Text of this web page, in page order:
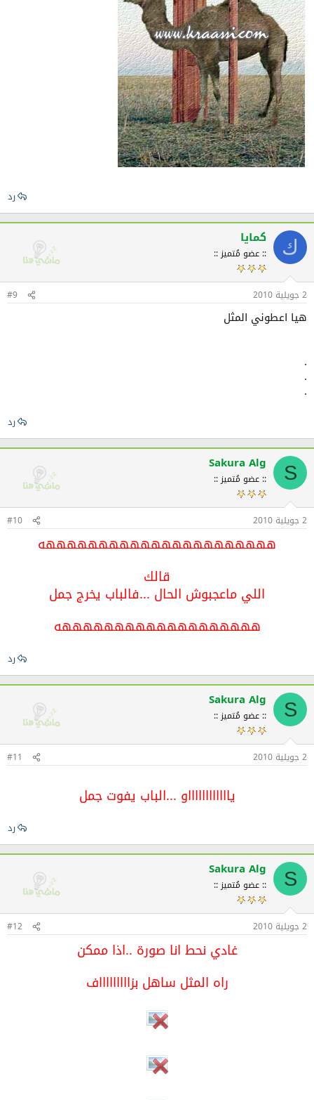
رد
ك كمايا
:: عضو مُتميز ::
2 جويلية 2010 #9
هيا اعطوني المثل
.
.
.
رد
S
Sakura Alg
:: عضو مُتميز ::
2 جويلية 2010 #10
ههههههههههههههههههههههه
قالك
اللي ماعجبوش الحال ...فالباب يخرج جمل
هههههههههههههههههههه
رد
S
Sakura Alg
:: عضو مُتميز ::
2 جويلية 2010 #11
يااااااااااااو ...الباب يفوت جمل
رد
S
Sakura Alg
:: عضو مُتميز ::
2 جويلية 2010 #12
غادي نحط انا صورة ..اذا ممكن
راه المثل ساهل بزاااااااااف